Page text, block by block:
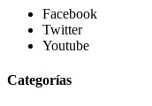
Facebook
Twitter
Youtube
Categorías